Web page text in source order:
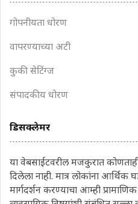
गोपनीयता धोरण
वापरण्याच्या अटी
कुकी सेटिंग्ज
संपादकीय धोरण
डिसक्लेमर
या वेबसाईटवरील मजकुरात
दिलेला नाही. मात्र लोकांना आर्थिक
मार्गदर्शन करण्याचा आम्ही